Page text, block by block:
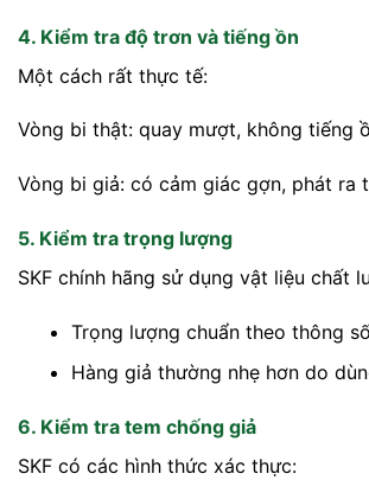
4. Kiểm tra độ trơn và tiếng ồn
Một cách rất thực tế:
Vòng bi thật: quay mượt, không tiếng
Vòng bi giả: có cảm giác gợn, phát ra
5. Kiểm tra trọng lượng
SKF chính hãng sử dụng vật liệu chất
Trọng lượng chuẩn theo thông
Hàng giả thường nhẹ hơn do
6. Kiểm tra tem chống giả
SKF có các hình thức xác thực: